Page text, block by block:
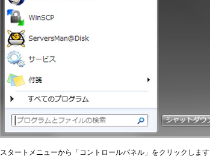
スタートメニューから「コントロールパネル」をクリックしま